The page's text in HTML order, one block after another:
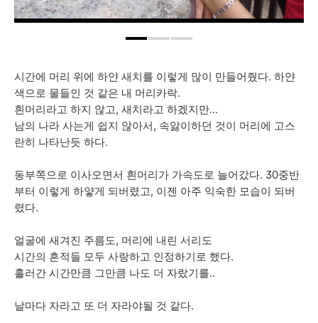
시간에 머리 위에 하얀 새치를 이렇게 많이 만들어줬다. 하얀
색으로 물들인 것 같은 내 머리카락.
흰머리라고 하지 않고, 새치라고 하겠지만...
남의 나라 사는게 쉽지 않아서, 속앓이하던 것이 머리에 고스
란히 나타난듯 하다.
동부쪽으로 이사오면서 흰머리가 가속도로 늘어갔다. 30중반
부터 이렇게 하얗게 되버렸고, 이젠 아주 익숙한 모습이 되버
렸다.
얼굴에 새겨진 주름도, 머리에 내린 서리도
시간의 흔적들 모두 사랑하고 인정하기로 했다.
흘러간 시간만큼 그만큼 나도 더 자랐기를..
날마다 자라고 또 더 자라야될 것 같다.